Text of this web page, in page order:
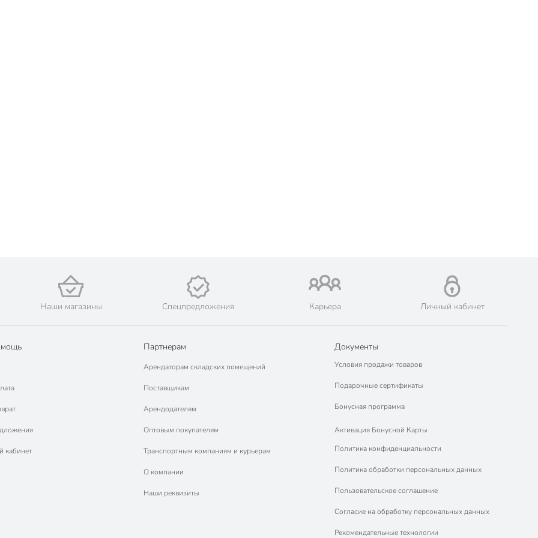
Наши магазины Спецпредложения Карьера Личный кабинет
кабинет
Партнерам
Арендаторам складских помещений
Поставщикам
Арендодателям
Оптовым покупателям
Транспортным компаниям и курьерам
О компании
Наши реквизиты
Документы
Условия продажи товаров
Подарочные сертификаты
Бонусная программа
Активация Бонусной Карты
Политика конфиденциальности
Политика обработки персональных данных
Пользовательское соглашение
Согласие на обработку персональных данных
Рекомендательные технологии